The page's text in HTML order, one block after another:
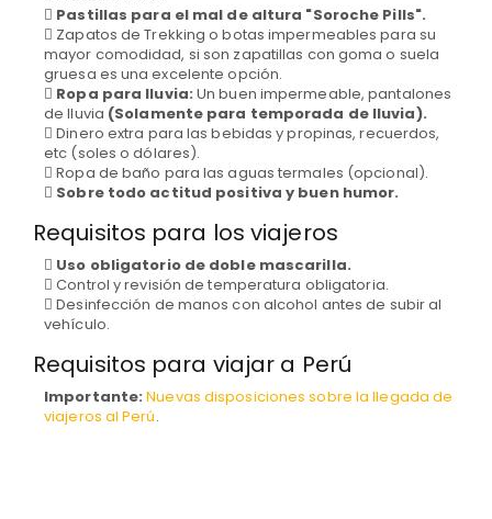
Pastillas para el mal de altura "Soroche Pills".
Zapatos de Trekking o botas impermeables para su
mayor comodidad, si son zapatillas con goma o suela
gruesa es una excelente opción.
Ropa para lluvia: Un buen impermeable, pantalones
de lluvia (Solamente para temporada de lluvia).
Dinero extra para las bebidas y propinas, recuerdos,
etc (soles o dólares).
Ropa de baño para las aguas termales (opcional).
Sobre todo actitud positiva y buen humor.
Requisitos para los viajeros
Uso obligatorio de doble mascarilla.
Control y revisión de temperatura obligatoria.
Desinfección de manos con alcohol antes de subir al
vehículo.
Requisitos para viajar a Perú
Importante: Nuevas disposiciones sobre la llegada de
viajeros al Perú.